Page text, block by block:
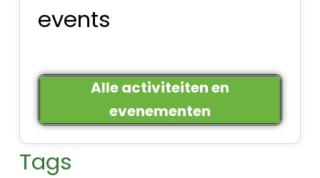
events
Alle activiteiten en
evenementen
Tags